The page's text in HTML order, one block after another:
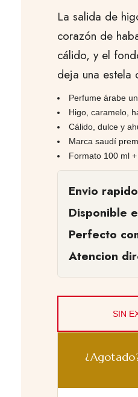
La salida de
corazón de
cálido, y el
deja una estela
Perfume árabe
Higo, caramelo,
Cálido, dulce y
Marca saudí
Formato 100 ml
Envio
Disponible
Perfecto
Atencion
SIN